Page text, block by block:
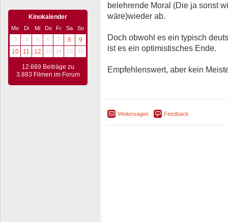
Kinokalender
Mo Di Mi Do Fr Sa
So
3
4 5 6 7 8
9
10
11 12 13 14 15 16
12.669 Beiträge zu
3.883 Filmen im Forum
belehrende Moral (Die ja sonst
wäre)wieder ab.
Doch obwohl es ein typisch
ist es ein optimistisches Ende.
Empfehlenswert, aber kein
Weitersagen Feedback